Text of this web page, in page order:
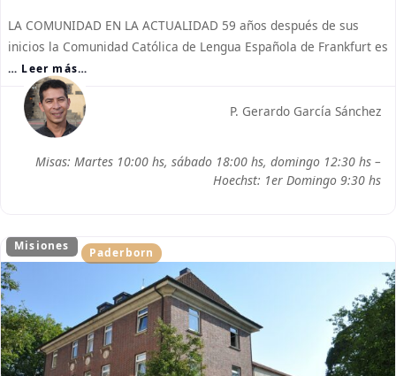
LA COMUNIDAD EN LA ACTUALIDAD 59 años después de sus
inicios la Comunidad Católica de Lengua Española de Frankfurt es
… Leer más…
P. Gerardo García Sánchez
Misas: Martes 10:00 hs, sábado 18:00 hs, domingo 12:30 hs –
Hoechst: 1er Domingo 9:30 hs
Misiones Paderborn